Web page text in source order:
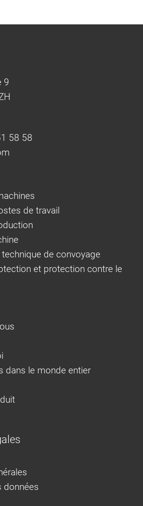
9
58 58
de travail
de convoyage
et protection contre le
dans le monde entier
données